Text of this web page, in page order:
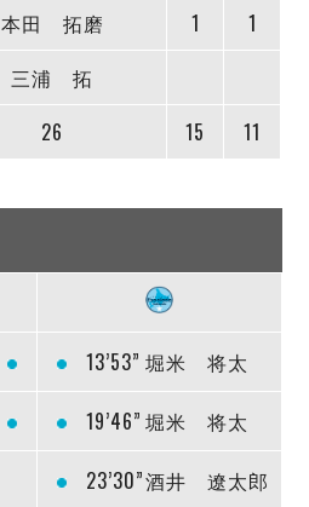
本田 拓磨 1
1
三浦 拓
26 15 11
13’53” 堀米 将太
19’46” 堀米 将太
23’30”酒井 遼太郎